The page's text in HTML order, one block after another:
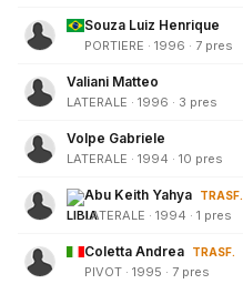
Souza Luiz Henrique
PORTIERE · 1996 · 7 pres
Valiani Matteo
LATERALE · 1996 · 3 pres
Volpe Gabriele
LATERALE · 1994 · 10 pres
Abu Keith Yahya TRASF.
LATERALE · 1994 · 1 pres
Coletta Andrea TRASF.
PIVOT · 1995 · 7 pres